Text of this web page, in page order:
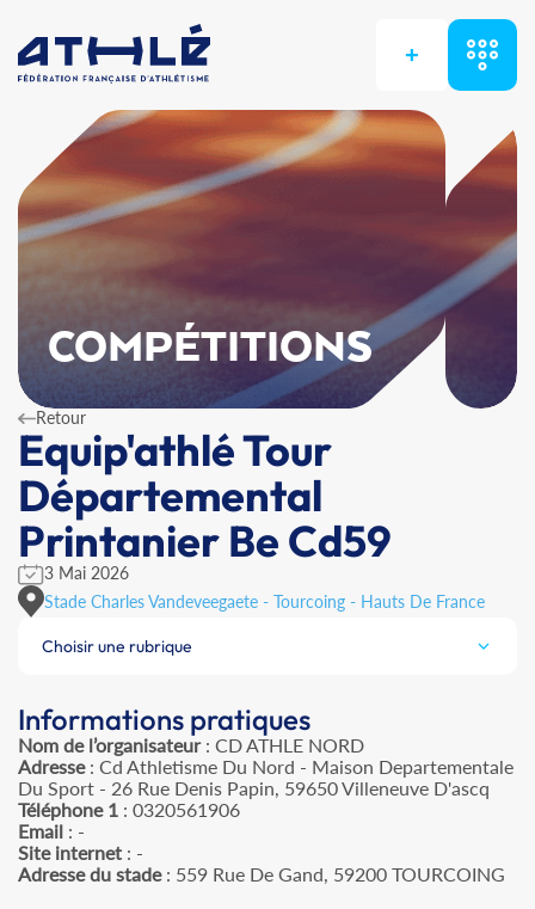
+
COMPÉTITIONS
Retour
Equip'athlé Tour
Départemental
Printanier Be Cd59
3 Mai 2026
Stade Charles Vandeveegaete - Tourcoing - Hauts De France
Choisir une rubrique
Informations pratiques
Nom de l’organisateur: CD ATHLE NORD
Adresse: Cd Athletisme Du Nord - Maison Departementale
Du Sport - 26 Rue Denis Papin, 59650 Villeneuve D'ascq
Téléphone 1 : 0320561906
Email : -
Site internet : -
Adresse du stade: 559 Rue De Gand, 59200 TOURCOING